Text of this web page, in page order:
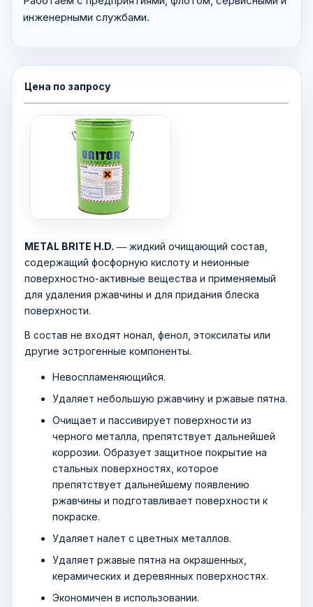
инженерными службами.
Цена по запросу
METAL BRITE H.D. ― жидкий очищающий состав,
содержащий фосфорную кислоту и неионные
поверхностно-активные вещества и применяемый
для удаления ржавчины и для придания блеска
поверхности.
В состав не входят нонал, фенол, этоксилаты или
другие эстрогенные компоненты.
Невоспламеняющийся.
Удаляет небольшую ржавчину и ржавые пятна.
Очищает и пассивирует поверхности из
черного металла, препятствует дальнейшей
коррозии. Образует защитное покрытие на
стальных поверхностях, которое
препятствует дальнейшему появлению
ржавчины и подготавливает поверхности к
покраске.
Удаляет налет с цветных металлов.
Удаляет ржавые пятна на окрашенных,
керамических и деревянных поверхностях.
Экономичен в использовании.